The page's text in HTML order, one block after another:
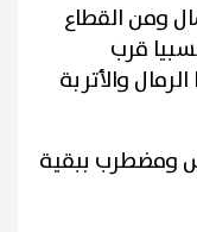
ومن القطاع
قرب
والأتربة
ومضطرب ببقية